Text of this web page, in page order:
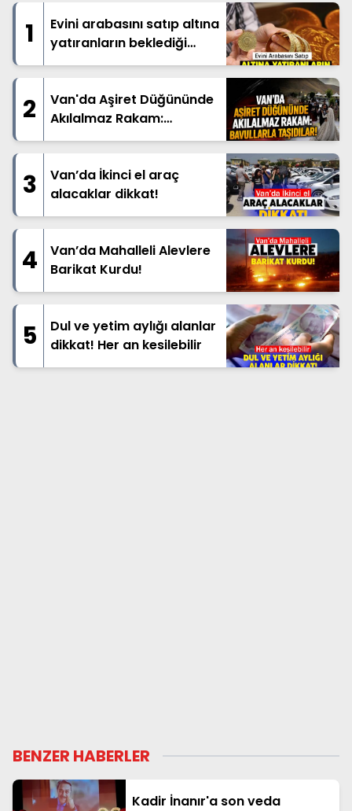
1
Evini arabasını satıp altına
yatıranların beklediği
haber geldi
2
Van'da Aşiret Düğününde
Akılalmaz Rakam:
Bavullarla Taşıdılar!
3
Van’da İkinci el araç
alacaklar dikkat!
4
Van’da Mahalleli Alevlere
Barikat Kurdu!
5
Dul ve yetim aylığı alanlar
dikkat! Her an kesilebilir
BENZER HABERLER
Kadir İnanır'a son veda